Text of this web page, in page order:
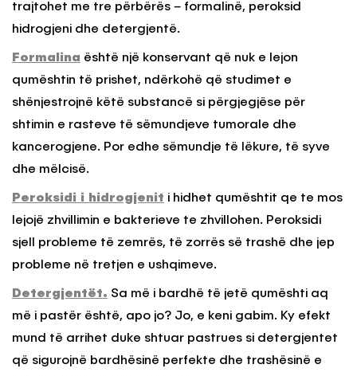
trajtohet me tre përbërës – formalinë, peroksid
hidrogjeni dhe detergjentë.
Formalina është një konservant që nuk e lejon
qumështin të prishet, ndërkohë që studimet e
shënjestrojnë këtë substancë si përgjegjëse për
shtimin e rasteve të sëmundjeve tumorale dhe
kancerogjene. Por edhe sëmundje të lëkure, të syve
dhe mëlcisë.
Peroksidi i hidrogjenit i hidhet qumështit qe te mos
lejojë zhvillimin e bakterieve te zhvillohen. Peroksidi
sjell probleme të zemrës, të zorrës së trashë dhe jep
probleme në tretjen e ushqimeve.
Detergjentët. Sa më i bardhë të jetë qumështi aq
më i pastër është, apo jo? Jo, e keni gabim. Ky efekt
mund të arrihet duke shtuar pastrues si detergjentet
që sigurojnë bardhësinë perfekte dhe trashësinë e